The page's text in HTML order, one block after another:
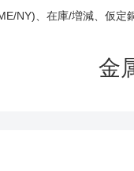
NY)、在庫/増減、仮定
金